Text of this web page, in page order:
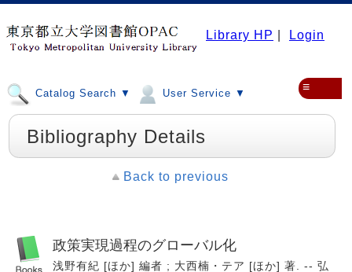
Library HP Login
Catalog Search ▼ User Service ▼ ≡
Bibliography Details
Back to previous
政策実現過程のグローバル化
浅野有紀 [ほか] 編者 ; 大西楠・テア [ほか] 著. -- 弘